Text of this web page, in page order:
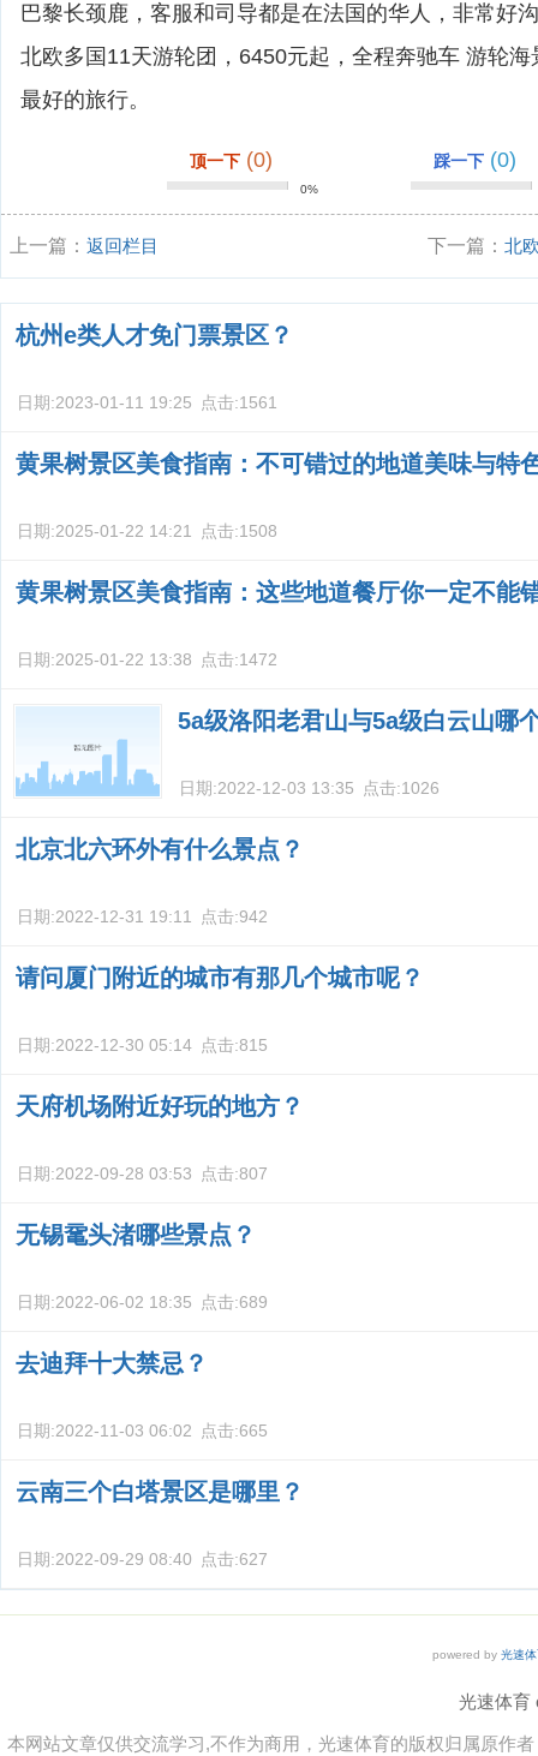
巴黎长颈鹿，客服和司导都是在法国的华人，非常好
北欧多国11天游轮团，6450元起，全程奔驰车 游轮
最好的旅行。
顶一下 (0)
0%
踩一下 (0)
上一篇： 返回栏目 下一篇：北
杭州e类人才免门票景区？
日期:2023-01-11 19:25 点击:1561
黄果树景区美食指南：不可错过的地道美味与特
日期:2025-01-22 14:21 点击:1508
黄果树景区美食指南：这些地道餐厅你一定不能
日期:2025-01-22 13:38 点击:1472
5a级洛阳老君山与5a级白云山哪
日期:2022-12-03 13:35 点击:1026
北京北六环外有什么景点？
日期:2022-12-31 19:11 点击:942
请问厦门附近的城市有那几个城市呢？
日期:2022-12-30 05:14 点击:815
天府机场附近好玩的地方？
日期:2022-09-28 03:53 点击:807
无锡鼋头渚哪些景点？
日期:2022-06-02 18:35 点击:689
去迪拜十大禁忌？
日期:2022-11-03 06:02 点击:665
云南三个白塔景区是哪里？
日期:2022-09-29 08:40 点击:627
powered by 光速
光速体育
本网站文章仅供交流学习,不作为商用，光速体育的版权归属原作